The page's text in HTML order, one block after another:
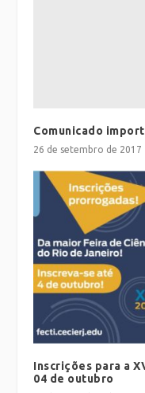
Comunicado
26 de setembro de 2017
Inscrições para a
04 de outubro